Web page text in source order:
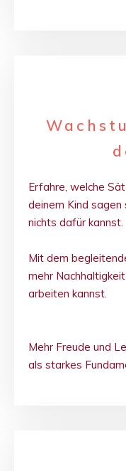
Erfahre, welche
deinem Kind
nichts dafür kannst.
Mit dem
mehr
arbeiten kannst.
Mehr Freude und
als starkes